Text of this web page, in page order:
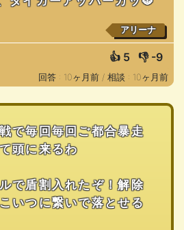
アリーナ
👍 5 👎 -9
回答 : 10ヶ月前 / 相談 : 10ヶ月前
で毎回毎回ご都合暴走
頭に来るわ
で盾割入れたぞ！解除
いつに繋いで落とせる